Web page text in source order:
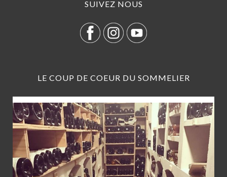
SUIVEZ NOUS
LE COUP DE COEUR DU SOMMELIER